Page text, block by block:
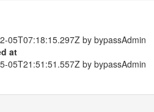
05T07:18:15.297Z by bypassAdmin
at
05T21:51:51.557Z by bypassAdmin